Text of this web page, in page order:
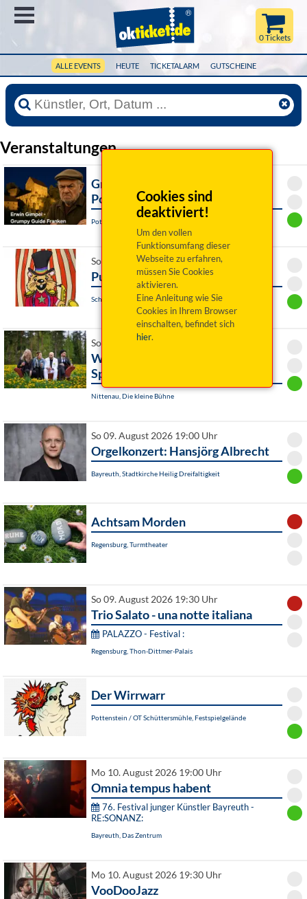
ALLE EVENTS HEUTE TICKETALARM GUTSCHEINE
0 Tickets
Cookies sind
deaktiviert!
Um den vollen
Funktionsumfang dieser
Webseite zu erfahren,
müssen Sie Cookies
aktivieren.
Eine Anleitung wie Sie
Cookies in Ihrem Browser
einschalten, befindet sich
hier.
Veranstaltungen
Grumpy Guide Franken ist in
Pottenstein
Pottenstein, Am Rathaus
So 09. August 2026 16:00 Uhr
Pupa circi
Schwandorf, Marionettentheater Schwandorf
So 09. August 2026 18:00 Uhr
Wilde Zeiten - Susi Raith & die
Spießer
Nittenau, Die kleine Bühne
So 09. August 2026 19:00 Uhr
Orgelkonzert: Hansjörg Albrecht
Bayreuth, Stadtkirche Heilig Dreifaltigkeit
Achtsam Morden
Regensburg, Turmtheater
So 09. August 2026 19:30 Uhr
Trio Salato - una notte italiana
PALAZZO - Festival :
Regensburg, Thon-Dittmer-Palais
Der Wirrwarr
Pottenstein / OT Schüttersmühle, Festspielgelände
Mo 10. August 2026 19:00 Uhr
Omnia tempus habent
76. Festival junger Künstler Bayreuth -
RE:SONANZ:
Bayreuth, Das Zentrum
Mo 10. August 2026 19:30 Uhr
VooDooJazz